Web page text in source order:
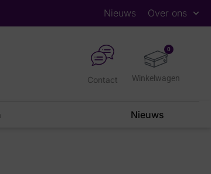
Nieuws Over ons
0
Contact
Nieuws